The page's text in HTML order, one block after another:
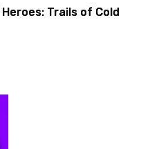
Trails of Cold